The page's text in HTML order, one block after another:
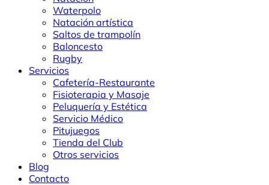
Waterpolo
Natación artística
Saltos de trampolín
Baloncesto
Rugby
Servicios
Cafetería-Restaurante
Fisioterapia y Masaje
Peluquería y Estética
Servicio Médico
Pitujuegos
Tienda del Club
Otros servicios
Blog
Contacto